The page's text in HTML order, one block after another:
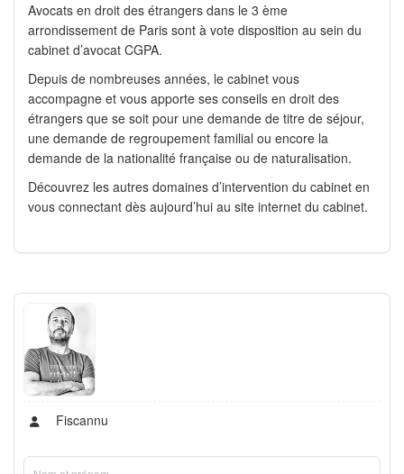
Avocats en droit des étrangers dans le 3 ème
arrondissement de Paris sont à vote disposition au sein du
cabinet d’avocat CGPA.
Depuis de nombreuses années, le cabinet vous
accompagne et vous apporte ses conseils en droit des
étrangers que se soit pour une demande de titre de séjour,
une demande de regroupement familial ou encore la
demande de la nationalité française ou de naturalisation.
Découvrez les autres domaines d’intervention du cabinet en
vous connectant dès aujourd’hui au site internet du cabinet.
Fiscannu